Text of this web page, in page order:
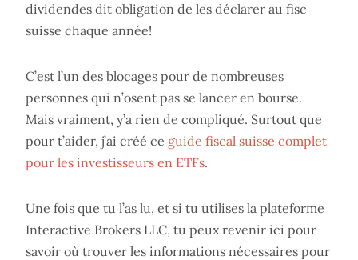
dividendes dit obligation de les déclarer au fisc
suisse chaque année!
C’est l’un des blocages pour de nombreuses
personnes qui n’osent pas se lancer en bourse.
Mais vraiment, y’a rien de compliqué. Surtout que
pour t’aider, j’ai créé ce guide fiscal suisse complet
pour les investisseurs en ETFs.
Une fois que tu l’as lu, et si tu utilises la plateforme
Interactive Brokers LLC, tu peux revenir ici pour
savoir où trouver les informations nécessaires pour